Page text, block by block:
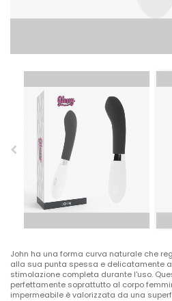
John ha una forma curva naturale che
alla sua punta spessa e delicatamente
stimolazione completa durante l'uso.
perfettamente soprattutto al corpo
impermeabile è valorizzata da una